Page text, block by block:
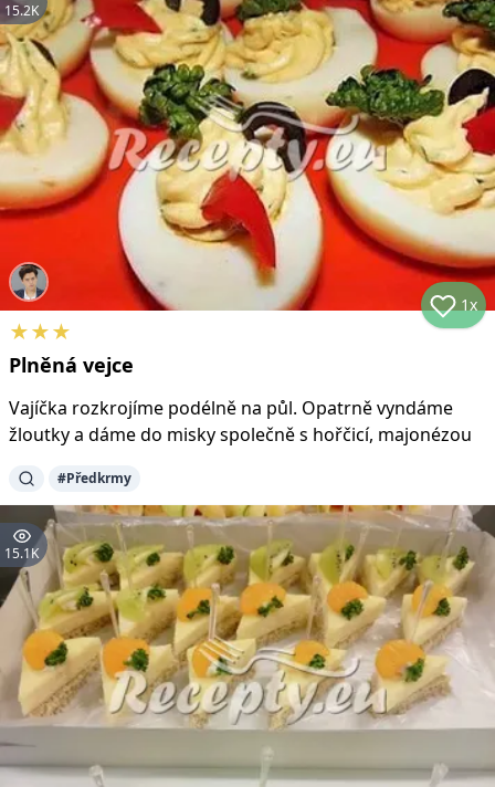
15.2K
1x
★★★
Plněná vejce
Vajíčka rozkrojíme podélně na půl. Opatrně vyndáme
žloutky a dáme do misky společně s hořčicí, majonézou
#Předkrmy
15.1K